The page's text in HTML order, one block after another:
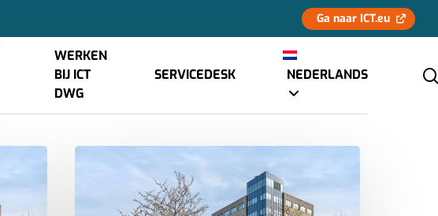
Ga naar ICT.eu
WERKEN
BIJ ICT
DWG
SERVICEDESK NEDERLANDS